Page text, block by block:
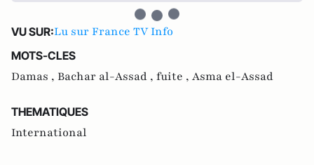
VU SUR:Lu sur France TV Info
MOTS-CLES
Damas , Bachar al-Assad , fuite , Asma el-Assad
THEMATIQUES
International